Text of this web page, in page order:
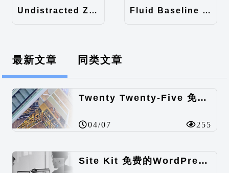
Undistracted Zen主题汉化包 Fluid Baseline Grid主题汉化包
最新文章 同类文章
Twenty Twenty-Five 免费的WordPress内容主题
04/07 255
Site Kit 免费的WordPress数据统计插件